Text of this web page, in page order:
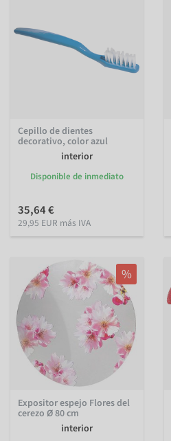
Cepillo de dientes
decorativo, color azul
interior
Disponible de inmediato
35,64 €
29,95 EUR más IVA
%
Expositor espejo Flores del
cerezo Ø 80 cm
interior